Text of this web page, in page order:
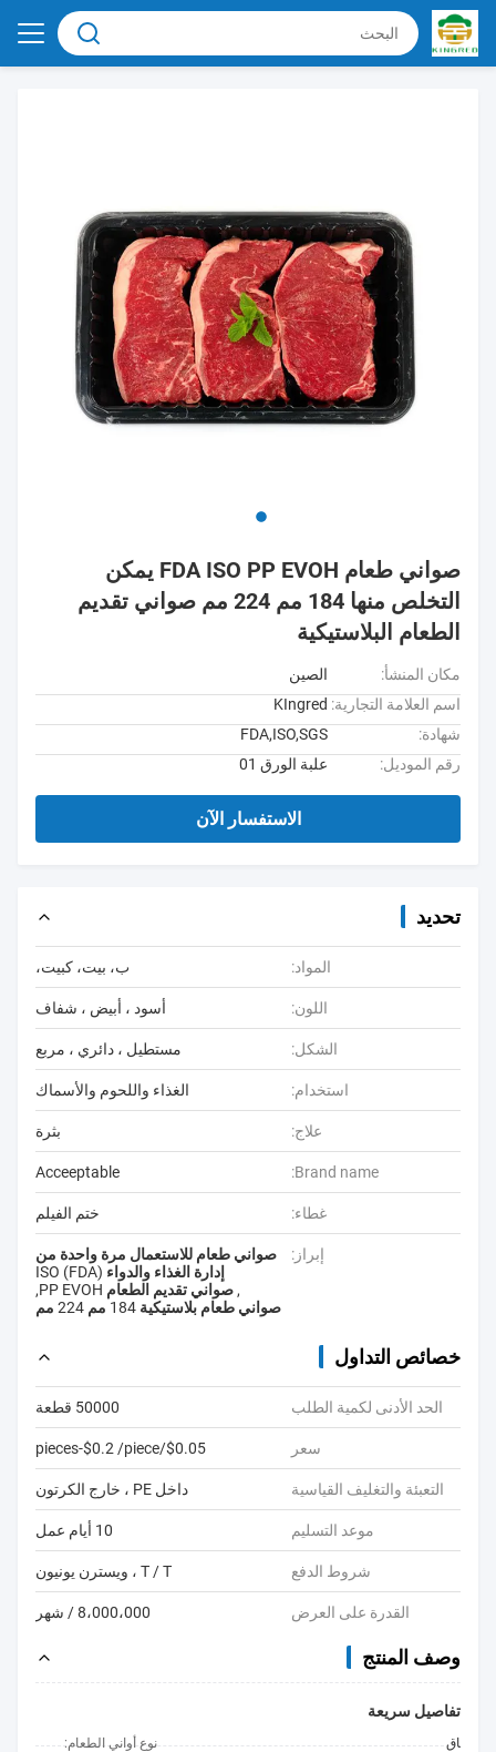
صواني طعام FDA ISO PP EVOH يمكن
التخلص منها 184 مم 224 مم صواني تقديم
الطعام البلاستيكية
مكان المنشأ:
الصين
اسم العلامة التجارية: KIngred
شهادة:
FDA,ISO,SGS
رقم الموديل:
علبة الورق 01
الاستفسار الآن
تحديد
المواد: ب، بيت، كبيت،
اللون: أسود ، أبيض ، شفاف
الشكل: مستطيل ، دائري ، مربع
استخدام: الغذاء واللحوم والأسماك
علاج: بثرة
Brand name:
Acceeptable
غطاء: ختم الفيلم
إبراز:
صواني طعام للاستعمال مرة واحدة من
إدارة الغذاء والدواء (FDA) ISO
, صواني تقديم الطعام PP EVOH
,
صواني طعام بلاستيكية 184 مم 224 مم
خصائص التداول
الحد الأدنى لكمية الطلب 50000 قطعة
سعر $0.05/pieces-$0.2 /piece
التعبئة والتغليف القياسية داخل PE ، خارج الكرتون
موعد التسليم 10 أيام عمل
شروط الدفع T / T ، ويسترن يونيون
القدرة على العرض 8،000،000 / شهر
وصف المنتج
تفاصيل سريعة
نوع أواني الطعام:
وأطباق